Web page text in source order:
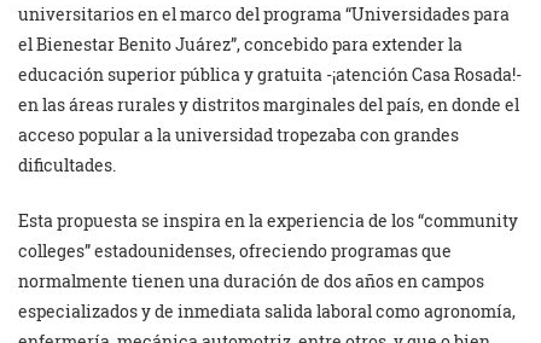
universitarios en el marco del programa “Universidades para
el Bienestar Benito Juárez”, concebido para extender la
educación superior pública y gratuita -¡atención Casa Rosada!-
en las áreas rurales y distritos marginales del país, en donde el
acceso popular a la universidad tropezaba con grandes
dificultades.
Esta propuesta se inspira en la experiencia de los “community
colleges” estadounidenses, ofreciendo programas que
normalmente tienen una duración de dos años en campos
especializados y de inmediata salida laboral como agronomía,